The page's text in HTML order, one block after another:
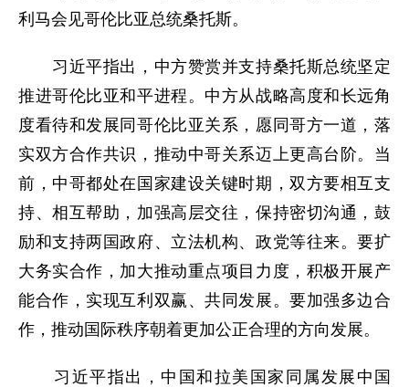
利马会见哥伦比亚总统桑托斯。
习近平指出，中方赞赏并支持桑托斯总统坚定
推进哥伦比亚和平进程。中方从战略高度和长远角
度看待和发展同哥伦比亚关系，愿同哥方一道，落
实双方合作共识，推动中哥关系迈上更高台阶。当
前，中哥都处在国家建设关键时期，双方要相互支
持、相互帮助，加强高层交往，保持密切沟通，鼓
励和支持两国政府、立法机构、政党等往来。要扩
大务实合作，加大推动重点项目力度，积极开展产
能合作，实现互利双赢、共同发展。要加强多边合
作，推动国际秩序朝着更加公正合理的方向发展。
习近平指出，中国和拉美国家同属发展中国